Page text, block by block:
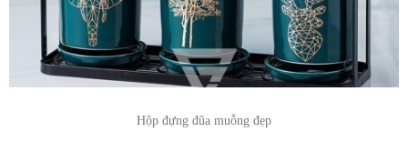
Hộp đựng đũa muỗng đẹp